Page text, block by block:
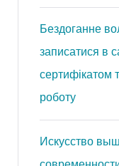
Бездоганне
записатися в
сертифікатом
роботу
Искусство